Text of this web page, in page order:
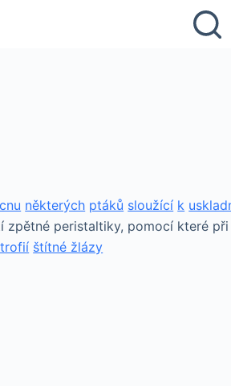
některých ptáků sloužící k
zpětné peristaltiky, pomocí které
štítné žlázy